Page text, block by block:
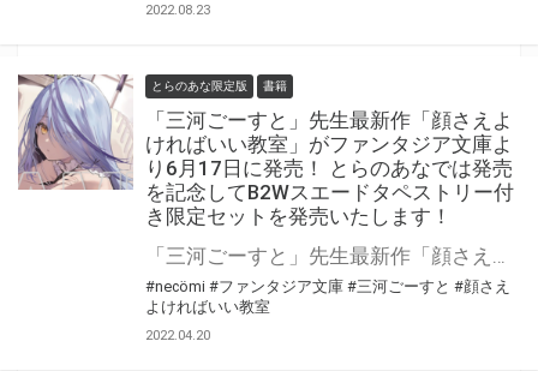
2022.08.23
とらのあな限定版 書籍
「三河ごーすと」先生最新作「顔さえよ
ければいい教室」がファンタジア文庫よ
り6月17日に発売！ とらのあなでは発売
を記念してB2Wスエードタペストリー付
き限定セットを発売いたします！
#necömi #ファンタジア文庫 #三河ごーすと #顔さえ
よければいい教室
2022.04.20